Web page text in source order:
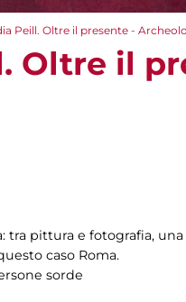
Peill. Oltre il presente -
Oltre il
tra pittura e fotografia,
caso Roma.
sorde